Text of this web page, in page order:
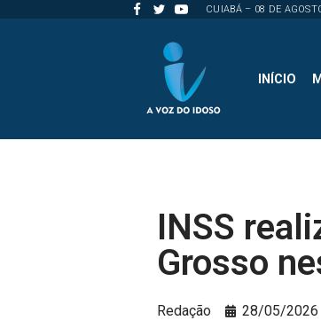
CUIABÁ – 08 DE
INÍCIO
INSS
Grosso
Redação 28/05/2026